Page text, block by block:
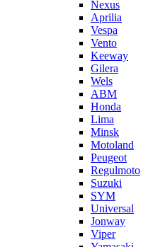
Nexus
Aprilia
Vespa
Vento
Keeway
Gilera
Wels
ABM
Honda
Lima
Minsk
Motoland
Peugeot
Regulmoto
Suzuki
SYM
Universal
Jonway
Viper